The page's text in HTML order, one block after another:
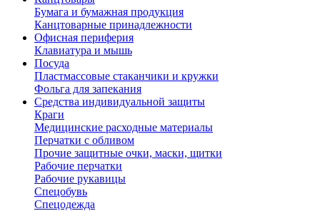
Бумага и бумажная продукция
Канцтоварные принадлежности
Офисная периферия
Клавиатура и мышь
Посуда
Пластмассовые стаканчики и кружки
Фольга для запекания
Средства индивидуальной защиты
Краги
Медицинские расходные материалы
Перчатки с обливом
Прочие защитные очки, маски, щитки
Рабочие перчатки
Рабочие рукавицы
Спецобувь
Спецодежда